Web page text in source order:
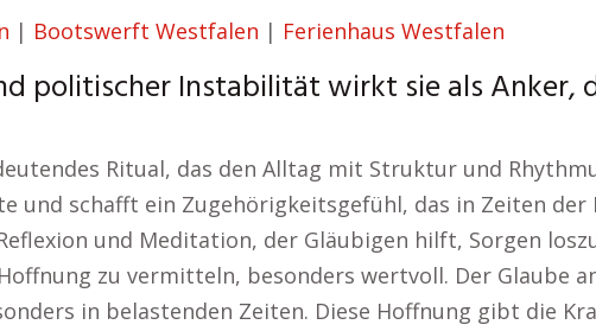
| Bootswerft Westfalen | Ferienhaus Westfalen
politischer Instabilität wirkt sie als Anker,
Ritual, das den Alltag mit Struktur und
und schafft ein Zugehörigkeitsgefühl, das in Zeiten der
und Meditation, der Gläubigen hilft, Sorgen
zu vermitteln, besonders wertvoll. Der Glaube
in belastenden Zeiten. Diese Hoffnung gibt die